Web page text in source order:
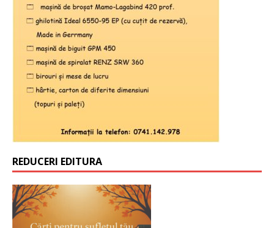
REDUCERI EDITURA